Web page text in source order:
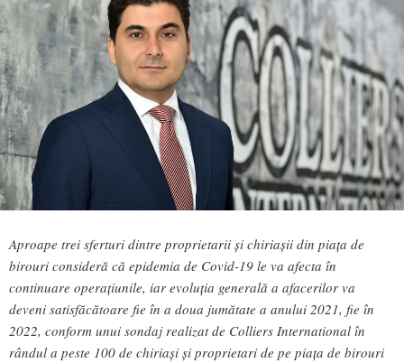
Aproape trei sferturi dintre proprietarii și chiriașii din piața de
birouri consideră că epidemia de Covid-19 le va afecta în
continuare operațiunile, iar evoluția generală a afacerilor va
deveni satisfăcătoare fie în a doua jumătate a anului 2021, fie în
2022, conform unui sondaj realizat de Colliers International în
rândul a peste 100 de chiriași și proprietari de pe piața de birouri